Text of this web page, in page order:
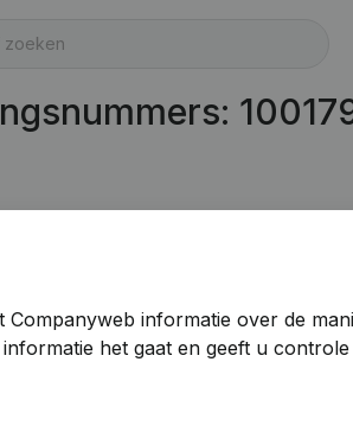
informatie over de
het gaat en geeft u